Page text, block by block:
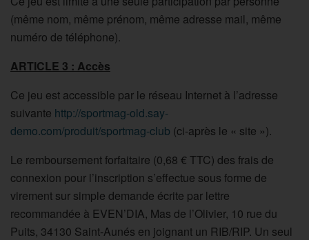
(même nom, même prénom, même adresse mail, même
numéro de téléphone).
ARTICLE 3 : Accès
Ce jeu est accessible par le réseau Internet à l’adresse
suivante http://sportmag-old.say-
demo.com/produit/sportmag-club (ci-après le « site »).
Le remboursement forfaitaire (0,68 € TTC) des frais de
connexion pour l’inscription s’effectue sous forme de
virement sur simple demande écrite par lettre
recommandée à EVEN’DIA, Mas de l’Olivier, 10 rue du
Puits, 34130 Saint-Aunés en joignant un RIB/RIP. Un seul